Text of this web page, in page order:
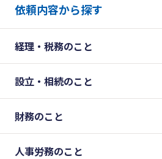
依頼内容から探す
経理・税務のこと
設立・相続のこと
財務のこと
人事労務のこと